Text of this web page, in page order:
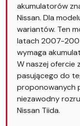
akumulatorów
Nissan. Dla
wariantów. Ten
latach 2007-
wymaga
W naszej ofercie
pasującego do
proponowanych
niezawodny
Nissan Tiida.